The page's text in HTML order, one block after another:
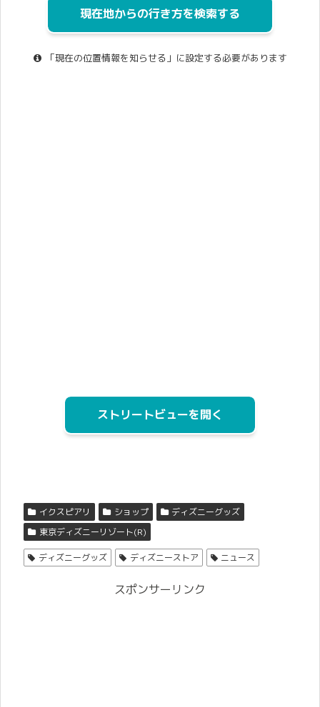
現在地からの行き方を検索する
「現在の位置情報を知らせる」に設定する必要があります
ストリートビューを開く
イクスピアリ ショップ
ディズニーグッズ
東京ディズニーリゾート(R)
ディズニーグッズ ディズニーストア ニュース
スポンサーリンク